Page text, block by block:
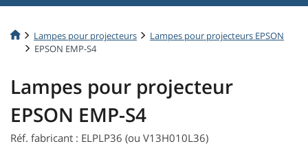
Lampes pour projecteurs
Lampes pour projecteurs EPSON
EPSON EMP-S4
Lampes pour projecteur
EPSON EMP-S4
Réf. fabricant : ELPLP36 (ou V13H010L36)